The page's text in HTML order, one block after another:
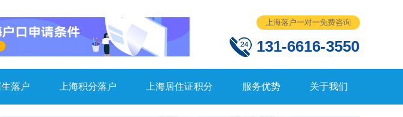
上海落户一对一免费咨询
131-6616-3550
生落户 上海积分落户 上海居住证积分 服务优势 关于我们